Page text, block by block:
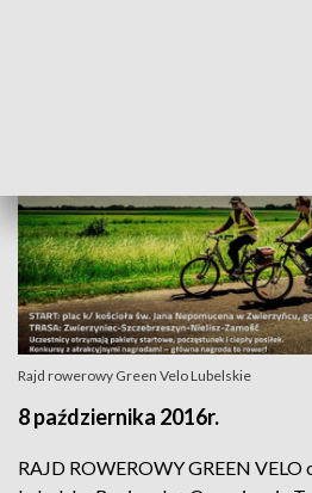
Rajd rowerowy Green Velo Lubelskie
8 października 2016r.
RAJD ROWEROWY GREEN